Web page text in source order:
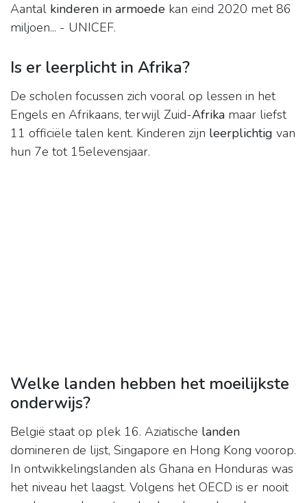
Aantal kinderen in armoede kan eind 2020 met 86
miljoen... - UNICEF.
Is er leerplicht in Afrika?
De scholen focussen zich vooral op lessen in het
Engels en Afrikaans, terwijl Zuid-Afrika maar liefst
11 officiële talen kent. Kinderen zijn leerplichtig van
hun 7e tot 15elevensjaar.
Welke landen hebben het moeilijkste
onderwijs?
België staat op plek 16. Aziatische landen
domineren de lijst, Singapore en Hong Kong voorop.
In ontwikkelingslanden als Ghana en Honduras was
het niveau het laagst. Volgens het OECD is er nooit